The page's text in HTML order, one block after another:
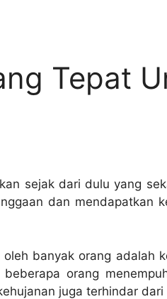
Tepat
sejak dari dulu yang
dan mendapatkan
banyak orang adalah
orang
juga terhindar dari